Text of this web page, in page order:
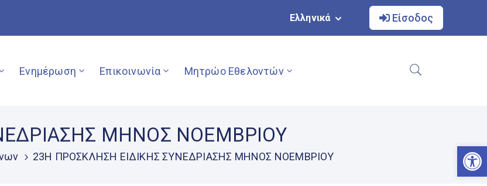
Ελληνικά Είσοδος
Ενημέρωση Επικοινωνία Μητρώο Εθελοντών
ΜΗΝΟΣ ΝΟΕΜΒΡΙΟΥ
23Η ΠΡΟΣΚΛΗΣΗ ΕΙΔΙΚΗΣ ΣΥΝΕΔΡΙΑΣΗΣ ΜΗΝΟΣ ΝΟΕΜΒΡΙΟΥ